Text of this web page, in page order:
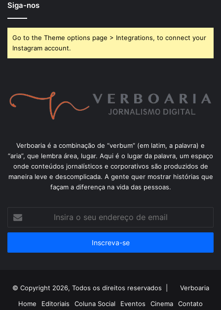
Siga-nos
Go to the Theme options page > Integrations, to connect your
Instagram account.
Verboaria é a combinação de “verbum” (em latim, a palavra) e
“aria”, que lembra área, lugar. Aqui é o lugar da palavra, um espaço
onde conteúdos jornalísticos e corporativos são produzidos de
maneira leve e descomplicada. A gente quer mostrar histórias que
façam a diferença na vida das pessoas.
seu
de
© Copyright 2026, Todos os direitos reservados |
Verboaria
Home
Editoriais Coluna Social Eventos Cinema Contato